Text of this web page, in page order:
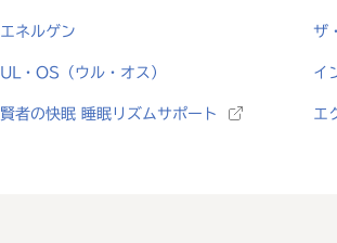
エネルゲン ザ
UL・OS（ウル・オス） イ
賢者の快眠 睡眠リズムサポート エ